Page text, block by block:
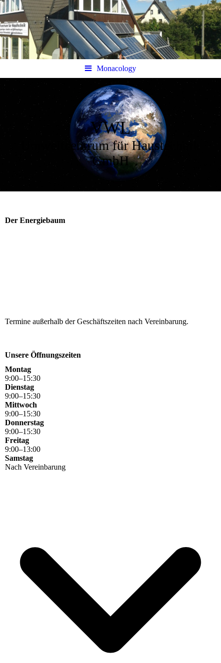
Monacology
VWL
Umweltcentrum für Haustechnik
GmbH
Der Energiebaum
Termine außerhalb der Geschäftszeiten nach Vereinbarung.
Unsere Öffnungszeiten
Montag
9:00–15:30
Dienstag
9:00–15:30
Mittwoch
9:00–15:30
Donnerstag
9:00–15:30
Freitag
9:00–13:00
Samstag
Nach Vereinbarung